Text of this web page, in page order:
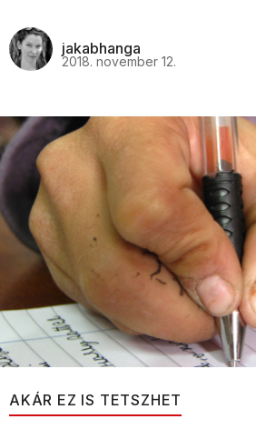
jakabhanga
2018. november 12.
AKÁR EZ IS TETSZHET